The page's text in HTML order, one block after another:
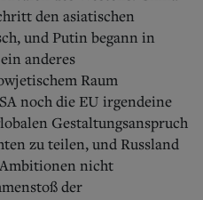
den asiatischen
und Putin begann in
anderes
Raum
noch die EU irgendeine
Gestaltungsanspruch
zu teilen, und Russland
nicht
der